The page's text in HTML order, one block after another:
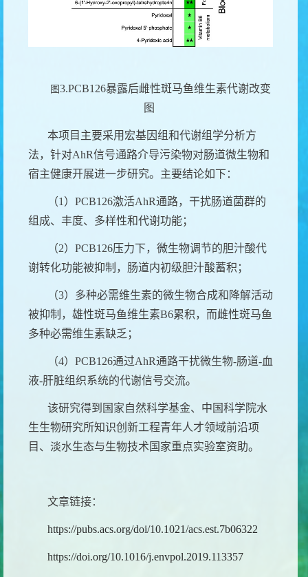
图3.PCB126暴露后雌性斑马鱼维生素代谢改变
图
本项目主要采用宏基因组和代谢组学分析方
法，针对AhR信号通路介导污染物对肠道微生物和
宿主健康开展进一步研究。主要结论如下：
（1 ） PCB126激活AhR通路，干扰肠道菌群的
组成、丰度、多样性和代谢功能；
（2） PCB126压力下，微生物调节的胆汁酸代
谢转化功能被抑制，肠道内初级胆汁酸蓄积；
（3）多种必需维生素的微生物合成和降解活动
被抑制，雄性斑马鱼维生素B6累积，而雌性斑马鱼
多种必需维生素缺乏；
（4） PCB126通过AhR通路干扰微生物-肠道-血
液-肝脏组织系统的代谢信号交流。
该研究得到国家自然科学基金、中国科学院水
生生物研究所知识创新工程青年人才领域前沿项
目、淡水生态与生物技术国家重点实验室资助。
文章链接：
https://pubs.acs.org/doi/10.1021/acs.est.7b06322
https://doi.org/10.1016/j.envpol.2019.113357